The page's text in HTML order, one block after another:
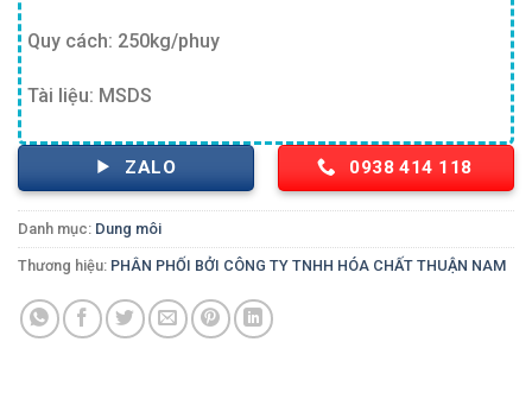
Quy cách: 250kg/phuy
Tài liệu: MSDS
ZALO 0938 414 118
Danh mục: Dung môi
Thương hiệu: PHÂN PHỐI BỞI CÔNG TY TNHH HÓA CHẤT THUẬN NAM